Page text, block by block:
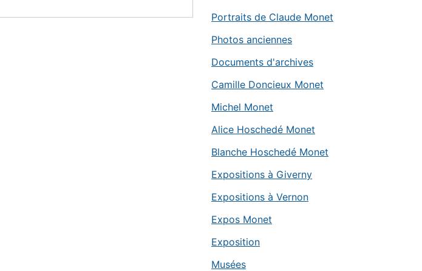
Portraits de Claude Monet
Photos anciennes
Documents d'archives
Camille Doncieux Monet
Michel Monet
Alice Hoschedé Monet
Blanche Hoschedé Monet
Expositions à Giverny
Expositions à Vernon
Expos Monet
Exposition
Musées